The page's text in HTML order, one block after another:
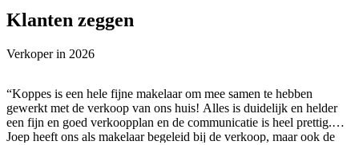
Klanten zeggen
Verkoper in 2026
“Koppes is een hele fijne makelaar om mee samen te hebben
gewerkt met de verkoop van ons huis! Alles is duidelijk en helder
een fijn en goed verkoopplan en de communicatie is heel prettig.
Joep heeft ons als makelaar begeleid bij de verkoop, maar ook de